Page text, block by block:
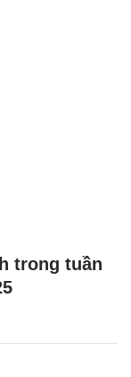
trong tuần